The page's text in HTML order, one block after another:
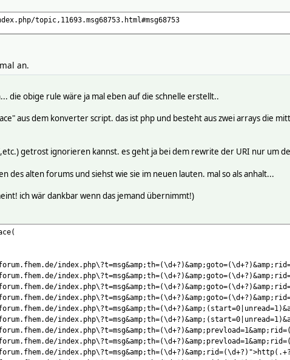
topic,11693.msg68753.html#msg68753
an.
die obige rule wäre ja mal eben auf die schnelle erstellt..
aus dem konverter script. das ist php und besteht aus zwei arrays die
getrost ignorieren kannst. es geht ja bei dem rewrite der URI nur um
des alten forums und siehst wie sie im neuen lauten. mal so als anhalt...
ich wär dankbar wenn das jemand übernimmt!)